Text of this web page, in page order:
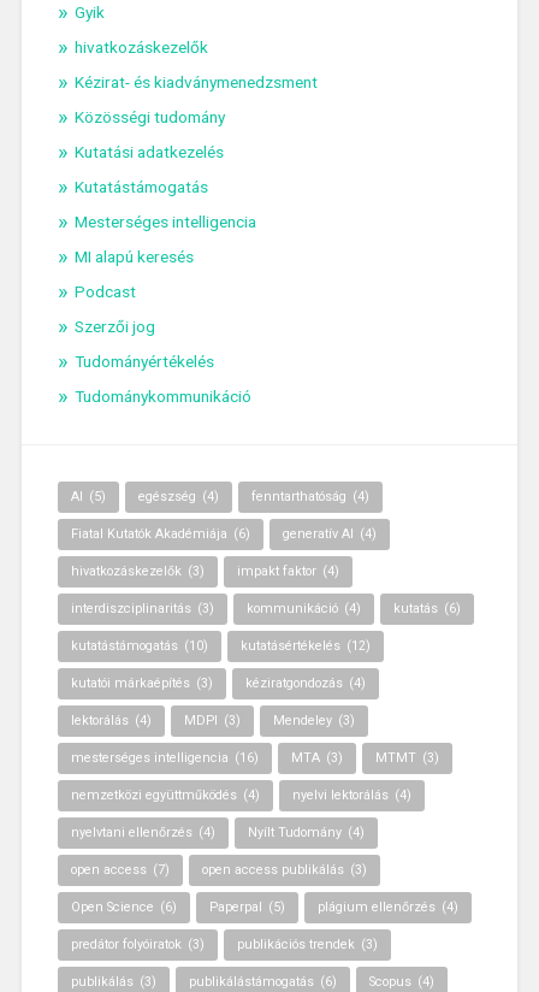
Gyik
hivatkozáskezelők
Kézirat- és kiadványmenedzsment
Közösségi tudomány
Kutatási adatkezelés
Kutatástámogatás
Mesterséges intelligencia
MI alapú keresés
Podcast
Szerzői jog
Tudományértékelés
Tudománykommunikáció
AI (5) egészség (4) fenntarthatóság (4)
Fiatal Kutatók Akadémiája (6) generatív AI (4)
hivatkozáskezelők (3) impakt faktor (4)
interdiszciplinaritás (3) kommunikáció (4) kutatás (6)
kutatástámogatás (10) kutatásértékelés (12)
kutatói márkaépítés (3) kéziratgondozás (4)
lektorálás (4) MDPI (3) Mendeley (3)
mesterséges intelligencia (16) MTA (3) MTMT (3)
nemzetközi együttműködés (4) nyelvi lektorálás (4)
nyelvtani ellenőrzés (4) Nyílt Tudomány (4)
open access (7) open access publikálás (3)
Open Science (6) Paperpal (5) plágium ellenőrzés (4)
predátor folyóiratok (3) publikációs trendek (3)
publikálás (3) publikálástámogatás (6) Scopus (4)